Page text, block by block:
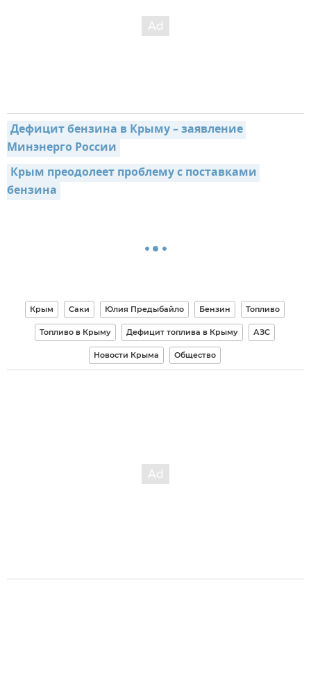
Дефицит бензина в Крыму – заявление
Минэнерго России
Крым преодолеет проблему с поставками
бензина
Крым Саки Юлия Предыбайло Бензин Топливо
Топливо в Крыму Дефицит топлива в Крыму АЗС
Новости Крыма Общество